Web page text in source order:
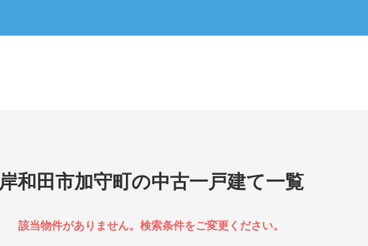
岸和田市加守町の中古一戸建て一覧
該当物件がありません。検索条件をご変更ください。